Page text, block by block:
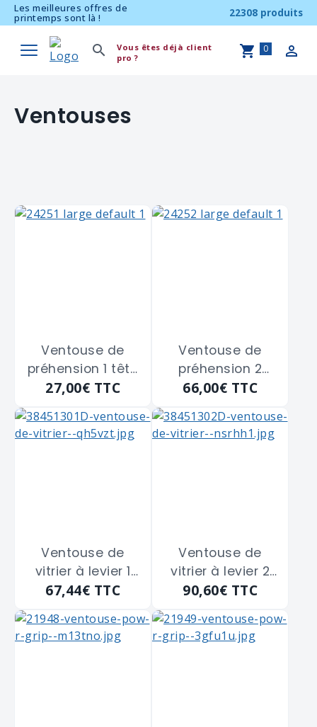
Les meilleures offres de
printemps sont là ! 22308 produits
Vous êtes déjà client
pro ?
0
Ventouses
Ventouse de
préhension 1 tête
bouts arrondis
053" de 30 Kg -
diamètre 120
27,00€ TTC
Ventouse de
préhension 2
têtes bouts
"2-14-054" de 60
Kg - diamètre 120
66,00€ TTC
Ventouse de
vitrier à levier 1
tête ADLER
diamètre 120
m/m - 50 kg
67,44€ TTC
Ventouse de
vitrier à levier 2
têtes ADLER
diamètre 120
m/m - 80 kg
90,60€ TTC